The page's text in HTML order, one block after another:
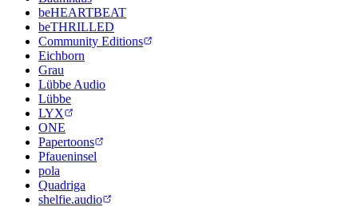
beHEARTBEAT
beTHRILLED
Community Editions
Eichborn
Grau
Lübbe Audio
Lübbe
LYX
ONE
Papertoons
Pfaueninsel
pola
Quadriga
shelfie.audio